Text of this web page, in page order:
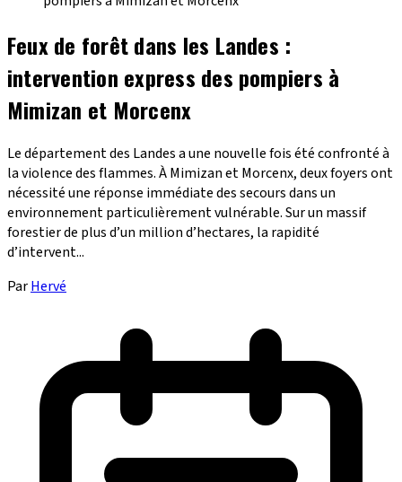
Feux de forêt dans les Landes :
intervention express des pompiers à
Mimizan et Morcenx
Le département des Landes a une nouvelle fois été confronté à
la violence des flammes. À Mimizan et Morcenx, deux foyers ont
nécessité une réponse immédiate des secours dans un
environnement particulièrement vulnérable. Sur un massif
forestier de plus d’un million d’hectares, la rapidité
d’intervent...
ParHervé